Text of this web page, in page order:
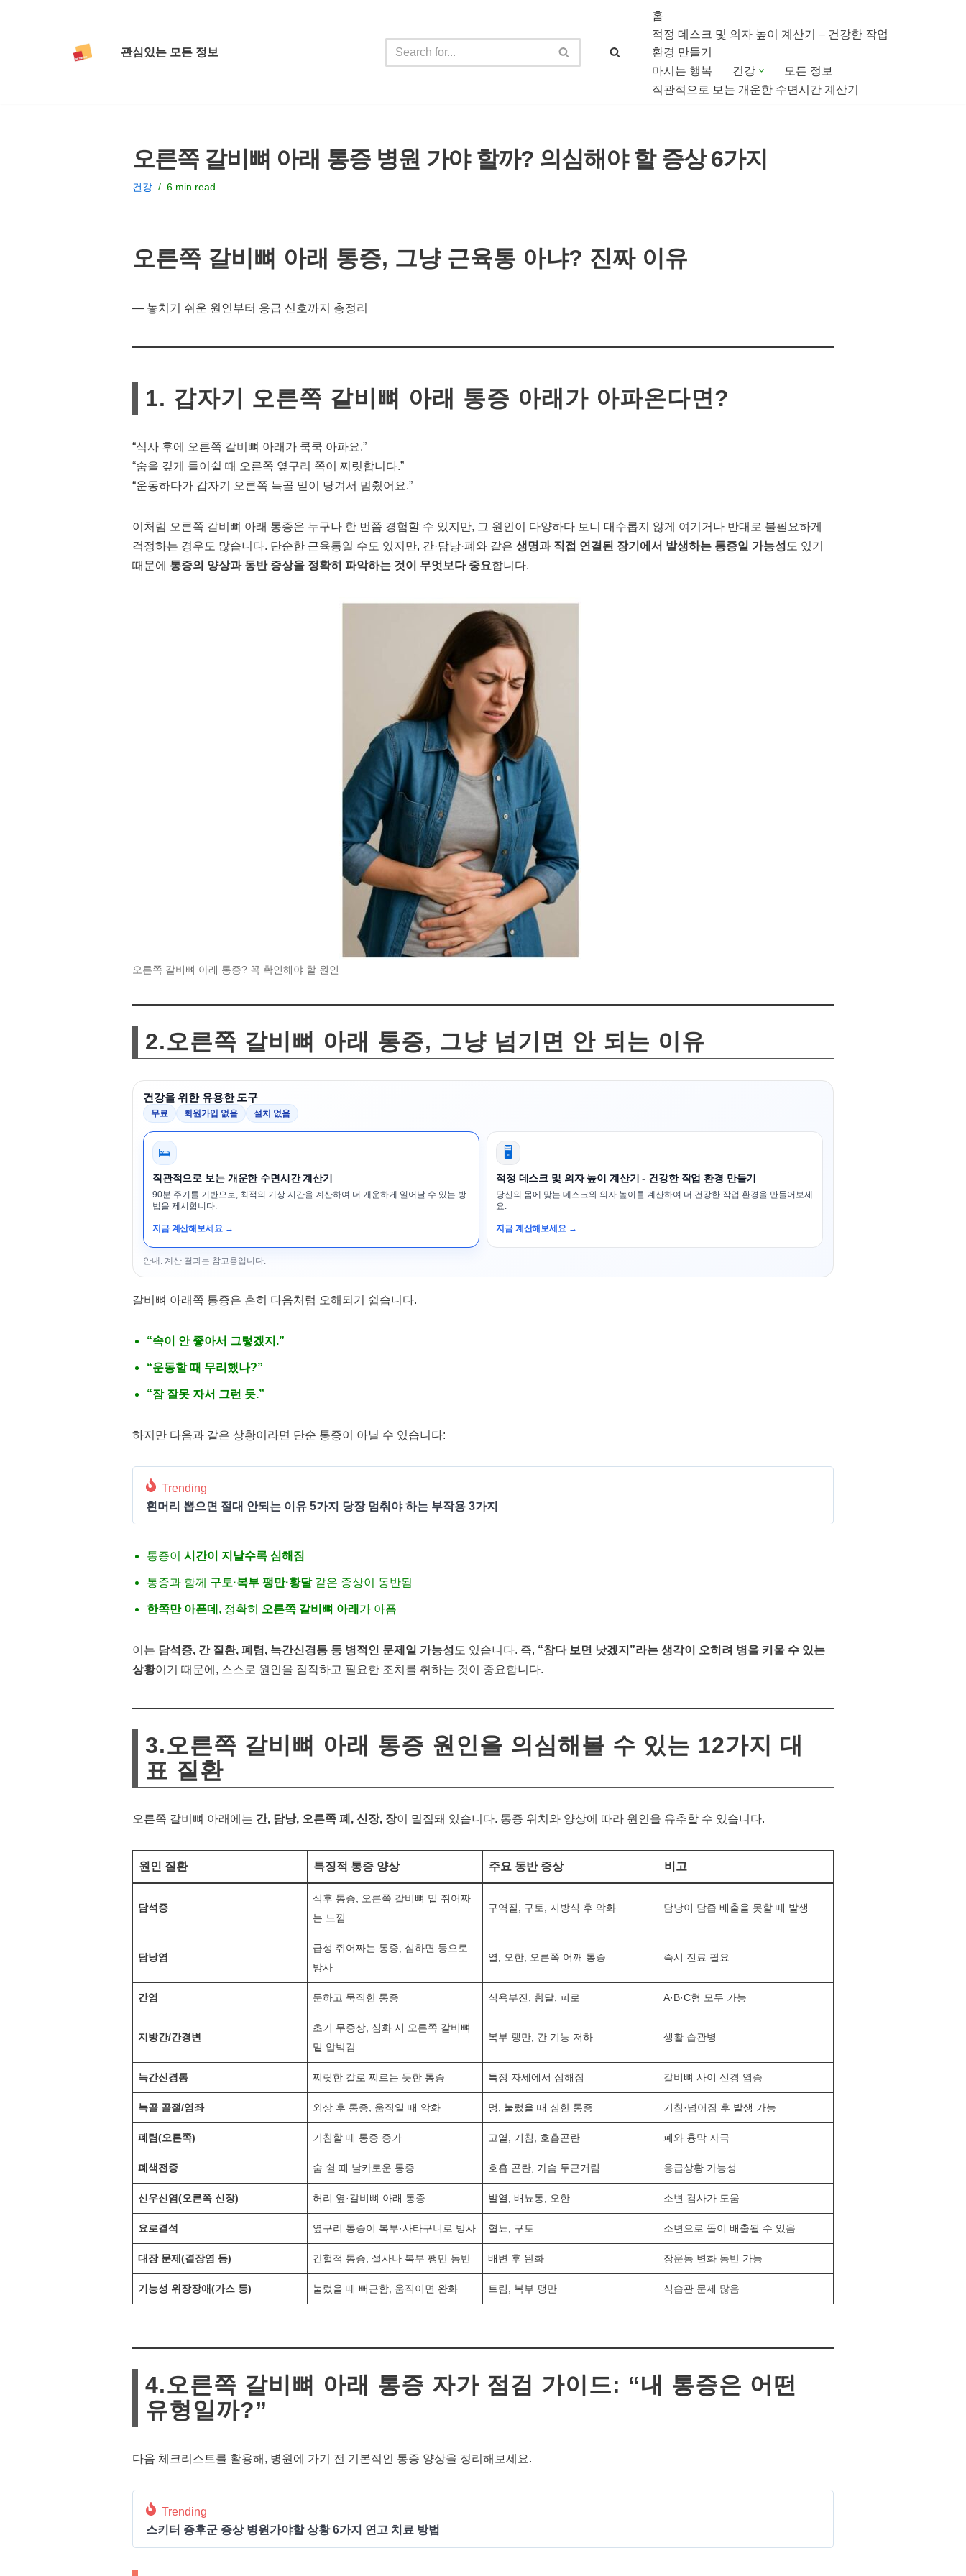
관심있는 모든 정보
홈
적정 데스크 및 의자 높이 계산기 – 건강한 작업
환경 만들기
마시는 행복
건강
모든 정보
직관적으로 보는 개운한 수면시간 계산기
오른쪽 갈비뼈 아래 통증 병원 가야 할까? 의심해야 할 증상 6가지
건강 6 min read
오른쪽 갈비뼈 아래 통증, 그냥 근육통 아냐? 진짜 이유
— 놓치기 쉬운 원인부터 응급 신호까지 총정리
1. 갑자기 오른쪽 갈비뼈 아래 통증 아래가 아파온다면?
“식사 후에 오른쪽 갈비뼈 아래가 쿡쿡 아파요.”
“숨을 깊게 들이쉴 때 오른쪽 옆구리 쪽이 찌릿합니다.”
“운동하다가 갑자기 오른쪽 늑골 밑이 당겨서 멈췄어요.”
이처럼 오른쪽 갈비뼈 아래 통증은 누구나 한 번쯤 경험할 수 있지만, 그 원인이 다양하다 보니 대수롭지 않게 여기거나 반대로 불필요하게
걱정하는 경우도 많습니다. 단순한 근육통일 수도 있지만, 간·담낭·폐와 같은 생명과 직접 연결된 장기에서 발생하는 통증일 가능성 도 있기
때문에 통증의 양상과 동반 증상을 정확히 파악하는 것이 무엇보다 중요합니다.
오른쪽 갈비뼈 아래 통증? 꼭 확인해야 할 원인
2.오른쪽 갈비뼈 아래 통증, 그냥 넘기면 안 되는 이유
건강을 위한 유용한 도구
무료 회원가입 없음 설치 없음
🛌
직관적으로 보는 개운한 수면시간 계산기
90분 주기를 기반으로, 최적의 기상 시간을 계산하여 더 개운하게 일어날 수 있는 방
법을 제시합니다.
지금 계산해보세요 →
🖥️
적정 데스크 및 의자 높이 계산기 - 건강한 작업 환경 만들기
당신의 몸에 맞는 데스크와 의자 높이를 계산하여 더 건강한 작업 환경을 만들어보세
요.
지금 계산해보세요 →
안내: 계산 결과는 참고용입니다.
갈비뼈 아래쪽 통증은 흔히 다음처럼 오해되기 쉽습니다.
“속이 안 좋아서 그렇겠지.”
“운동할 때 무리했나?”
“잠 잘못 자서 그런 듯.”
하지만 다음과 같은 상황이라면 단순 통증이 아닐 수 있습니다:
Trending
흰머리 뽑으면 절대 안되는 이유 5가지 당장 멈춰야 하는 부작용 3가지
통증이 시간이 지날수록 심해짐
통증과 함께 구토·복부 팽만·황달같은 증상이 동반됨
한쪽만 아픈데 , 정확히 오른쪽 갈비뼈 아래 가 아픔
이는 담석증, 간 질환, 폐렴, 늑간신경통 등 병적인 문제일 가능성 도 있습니다. 즉, “참다 보면 낫겠지”라는 생각이 오히려 병을 키울 수 있는
상황이기 때문에, 스스로 원인을 짐작하고 필요한 조치를 취하는 것이 중요합니다.
3.오른쪽 갈비뼈 아래 통증 원인을 의심해볼 수 있는 12가지 대
표 질환
오른쪽 갈비뼈 아래에는 간, 담낭, 오른쪽 폐, 신장, 장이 밀집돼 있습니다. 통증 위치와 양상에 따라 원인을 유추할 수 있습니다.
원인 질환 특징적 통증 양상 주요 동반 증상 비고
담석증
식후 통증, 오른쪽 갈비뼈 밑 쥐어짜
는 느낌
구역질, 구토, 지방식 후 악화 담낭이 담즙 배출을 못할 때 발생
담낭염
급성 쥐어짜는 통증, 심하면 등으로
방사
열, 오한, 오른쪽 어깨 통증 즉시 진료 필요
간염 둔하고 묵직한 통증 식욕부진, 황달, 피로 A·B·C형 모두 가능
지방간/간경변
초기 무증상, 심화 시 오른쪽 갈비뼈
밑 압박감
복부 팽만, 간 기능 저하 생활 습관병
늑간신경통 찌릿한 칼로 찌르는 듯한 통증 특정 자세에서 심해짐 갈비뼈 사이 신경 염증
늑골 골절/염좌 외상 후 통증, 움직일 때 악화 멍, 눌렀을 때 심한 통증 기침·넘어짐 후 발생 가능
폐렴(오른쪽) 기침할 때 통증 증가 고열, 기침, 호흡곤란 폐와 흉막 자극
폐색전증 숨 쉴 때 날카로운 통증 호흡 곤란, 가슴 두근거림 응급상황 가능성
신우신염(오른쪽 신장) 허리 옆·갈비뼈 아래 통증 발열, 배뇨통, 오한 소변 검사가 도움
요로결석 옆구리 통증이 복부·사타구니로 방사 혈뇨, 구토 소변으로 돌이 배출될 수 있음
대장 문제(결장염 등) 간헐적 통증, 설사나 복부 팽만 동반 배변 후 완화 장운동 변화 동반 가능
기능성 위장장애(가스 등) 눌렀을 때 뻐근함, 움직이면 완화 트림, 복부 팽만 식습관 문제 많음
4.오른쪽 갈비뼈 아래 통증 자가 점검 가이드: “내 통증은 어떤
유형일까?”
다음 체크리스트를 활용해, 병원에 가기 전 기본적인 통증 양상을 정리해보세요.
Trending
스키터 증후군 증상 병원가야할 상황 6가지 연고 치료 방법